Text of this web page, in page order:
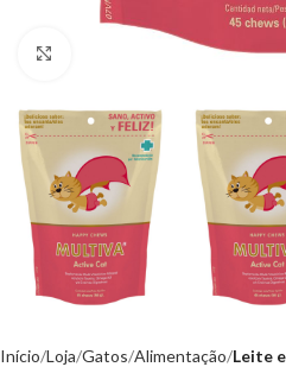
Início Loja Gatos Alimentação Leite